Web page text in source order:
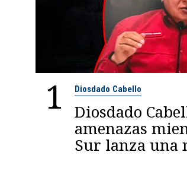
1 Diosdado Cabello
Diosdado
amenazas
Sur lanza una